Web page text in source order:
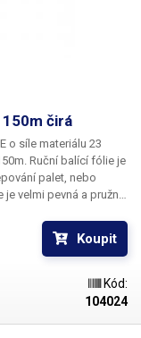
čirá
o síle materiálu 23
palet, nebo
velmi pevná a pružná,
výborná také pro
a převozu,
Koupit
Kód:
104024